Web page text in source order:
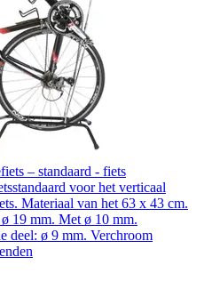
– standaard - fiets
voor het verticaal
Materiaal van het 63 x 43 cm.
19 mm. Met ø 10 mm.
deel: ø 9 mm. Verchroom